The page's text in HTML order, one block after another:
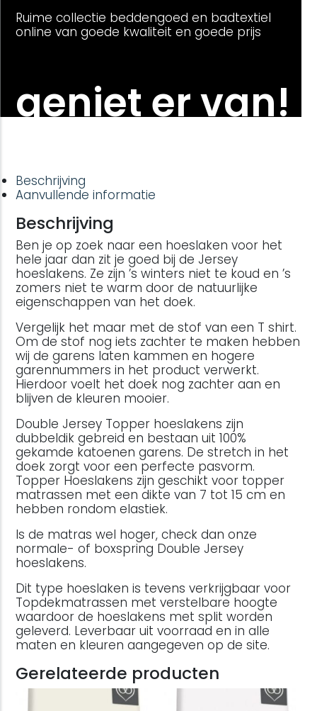
Ruime collectie beddengoed en badtextiel
online van goede kwaliteit en goede prijs
geniet er van!
Beschrijving
Aanvullende informatie
Beschrijving
Ben je op zoek naar een hoeslaken voor het
hele jaar dan zit je goed bij de Jersey
hoeslakens. Ze zijn ’s winters niet te koud en ’s
zomers niet te warm door de natuurlijke
eigenschappen van het doek.
Vergelijk het maar met de stof van een T shirt.
Om de stof nog iets zachter te maken hebben
wij de garens laten kammen en hogere
garennummers in het product verwerkt.
Hierdoor voelt het doek nog zachter aan en
blijven de kleuren mooier.
Double Jersey Topper hoeslakens zijn
dubbeldik gebreid en bestaan uit 100%
gekamde katoenen garens. De stretch in het
doek zorgt voor een perfecte pasvorm.
Topper Hoeslakens zijn geschikt voor topper
matrassen met een dikte van 7 tot 15 cm en
hebben rondom elastiek.
Is de matras wel hoger, check dan onze
normale- of boxspring Double Jersey
hoeslakens.
Dit type hoeslaken is tevens verkrijgbaar voor
Topdekmatrassen met verstelbare hoogte
waardoor de hoeslakens met split worden
geleverd. Leverbaar uit voorraad en in alle
maten en kleuren aangegeven op de site.
Gerelateerde producten